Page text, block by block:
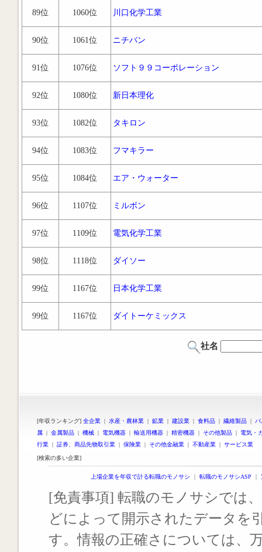
89位 1060位 川口化学工業
90位 1061位 ニチバン
91位 1076位 ソフト９９コーポレーション
92位 1080位 新日本理化
93位 1082位 タキロン
94位 1083位 フマキラー
95位 1084位 エア・ウォーター
96位 1107位 ミルボン
97位 1109位 電気化学工業
98位 1118位 ダイソー
99位 1167位 日本化学工業
99位 1167位 ダイトーケミックス
社名
[年収ランキング] 全企業 | 水産・農林業 | 鉱業 | 建設業 | 食料品 | 繊維製品 |
属 | 金属製品 | 機械 | 電気機器 | 輸送用機器 | 精密機器 | その他製品 | 電気・
行業 | 証券、商品先物取引業 | 保険業 | その他金融業 | 不動産業 | サービス業
[検索の多い企業]
上場企業を年収で計る転職のモノサシ ｜ 転職のモノサシASP ｜
[免責事項] 転職のモノサシでは
どによって開示されたデータを
す。情報の正確さについては、